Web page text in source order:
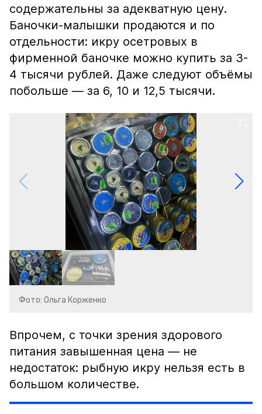
содержательны за адекватную цену.
Баночки-малышки продаются и по
отдельности: икру осетровых в
фирменной баночке можно купить за 3-
4 тысячи рублей. Даже следуют объёмы
побольше — за 6, 10 и 12,5 тысячи.
Фото: Ольга Корженко
Впрочем, с точки зрения здорового
питания завышенная цена — не
недостаток: рыбную икру нельзя есть в
большом количестве.